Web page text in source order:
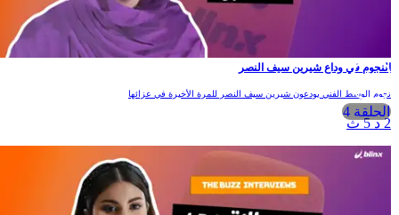
الحلقة 4
النجوم في وداع شيرين سيف النصر
نجوم الوسط الفني يودعون شيرين سيف النصر للمرة الأخيرة في عزائها